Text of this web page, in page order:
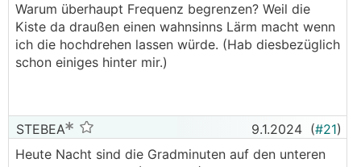
Warum überhaupt Frequenz begrenzen? Weil die
Kiste da draußen einen wahnsinns Lärm macht wenn
ich die hochdrehen lassen würde. (Hab diesbezüglich
schon einiges hinter mir.)
STEBEA 9.1.2024 (#21)
Heute Nacht sind die Gradminuten auf den unteren